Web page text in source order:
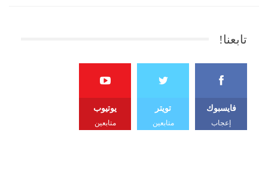
تابعنا!
فايسبوك
إعجاب
تويتر
متابعين
يوتيوب
متابعين